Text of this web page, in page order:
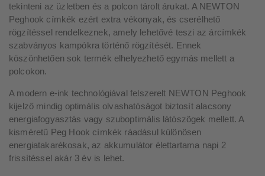
tekinteni az üzletben és a polcon tárolt árukat. A NEWTON
Peghook címkék ezért extra vékonyak, és cserélhető
rögzítéssel rendelkeznek, amely lehetővé teszi az árcímkék
szabványos kampókra történő rögzítését. Ennek
köszönhetően sok termék elhelyezhető egymás mellett a
polcokon.
A modern e-ink technológiával felszerelt NEWTON Peghook
kijelző mindig optimális olvashatóságot biztosít alacsony
energiafogyasztás vagy szuboptimális látószögek mellett. A
kisméretű Peg Hook címkék ráadásul különösen
energiatakarékosak, az akkumulátor élettartama napi 2
frissítéssel akár 3 év is lehet.